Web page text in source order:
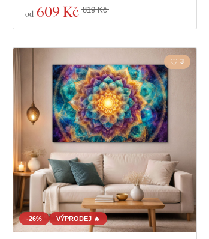
od 609 Kč 819 Kč
-26% VÝPRODEJ 🔥
3